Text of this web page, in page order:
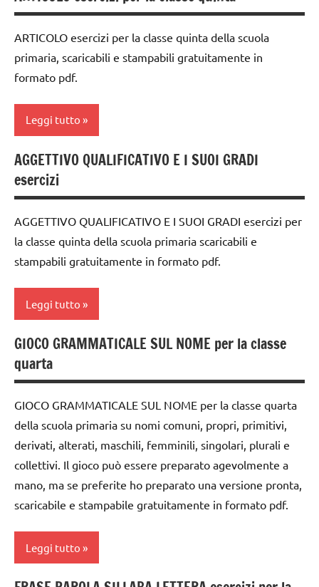
didattico
PER ETA'
TUTTI GLI
ARTICOLI
5a
dai
6
anni
DOWNLOAD
italiano
LINGUAGGIO
didattico
TUTTI GLI
PER ETA'
TUTTI GLI
ARTICOLO esercizi per la classe quinta della scuola
primaria, scaricabili e stampabili gratuitamente in
formato pdf.
Leggi tutto
classe
5a
6
anni
DOWNLOAD
italiano
LINGUAGGIO
TUTTI GLI
PER ETA'
TUTTI GLI
ARTICOLI
AGGETTIVO QUALIFICATIVO E I SUOI GRADI
esercizi
AGGETTIVO QUALIFICATIVO E I SUOI GRADI esercizi per
la classe quinta della scuola primaria scaricabili e
stampabili gratuitamente in formato pdf.
Leggi tutto
classe
5a
6
anni
DOWNLOAD
italiano
LINGUAGGIO
GIOCO GRAMMATICALE SUL NOME per la classe
quarta
GIOCO GRAMMATICALE SUL NOME per la classe quarta
della scuola primaria su nomi comuni, propri, primitivi,
derivati, alterati, maschili, femminili, singolari, plurali e
collettivi. Il gioco può essere preparato agevolmente a
mano, ma se preferite ho preparato una versione pronta,
scaricabile e stampabile gratuitamente in formato pdf.
Leggi tutto